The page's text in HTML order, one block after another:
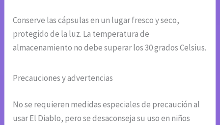
Conserve las cápsulas en un lugar fresco y seco,
protegido de la luz. La temperatura de
almacenamiento no debe superar los 30 grados Celsius.
Precauciones y advertencias
No se requieren medidas especiales de precaución al
usar El Diablo, pero se desaconseja su uso en niños